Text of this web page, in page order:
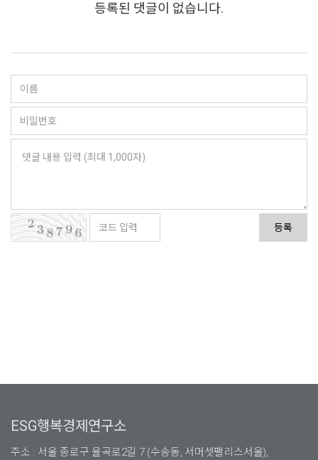
등록된 댓글이 없습니다.
등록
ESG행복경제연구소
주소 : 서울 종로구 율곡로2길 7 (수송동, 서머셋팰리스서울),